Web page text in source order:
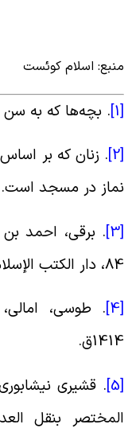
اسلام کوئست
. بچه‌ها که به سن
. زنان که بر اساس
در مسجد است.
الإسلامیة قم، 1371ق.
. قشیری
بنقل